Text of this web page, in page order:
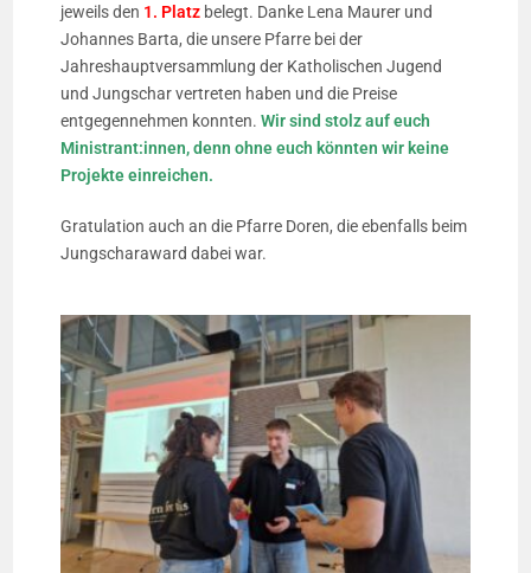
jeweils den 1. Platz belegt. Danke Lena Maurer und
Johannes Barta, die unsere Pfarre bei der
Jahreshauptversammlung der Katholischen Jugend
und Jungschar vertreten haben und die Preise
entgegennehmen konnten.Wir sind stolz auf euch
Ministrant:innen, denn ohne euch könnten wir keine
Projekte einreichen.
Gratulation auch an die Pfarre Doren, die ebenfalls beim
Jungscharaward dabei war.